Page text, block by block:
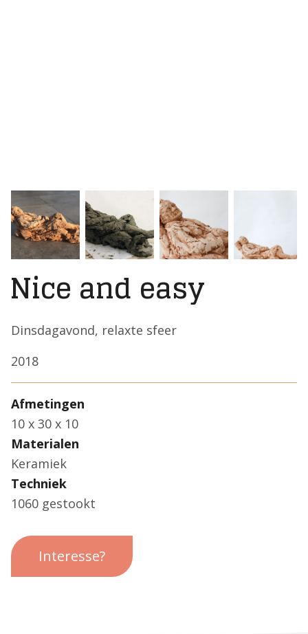
Nice and easy
Dinsdagavond, relaxte sfeer
2018
Afmetingen
10 x 30 x 10
Materialen
Keramiek
Techniek
1060 gestookt
Interesse?